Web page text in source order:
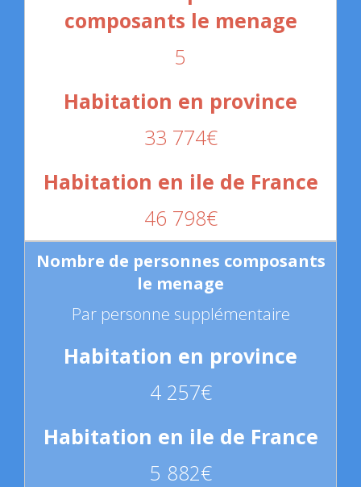
5
33 774€
46 798€
Par personne supplémentaire
4 257€
5 882€